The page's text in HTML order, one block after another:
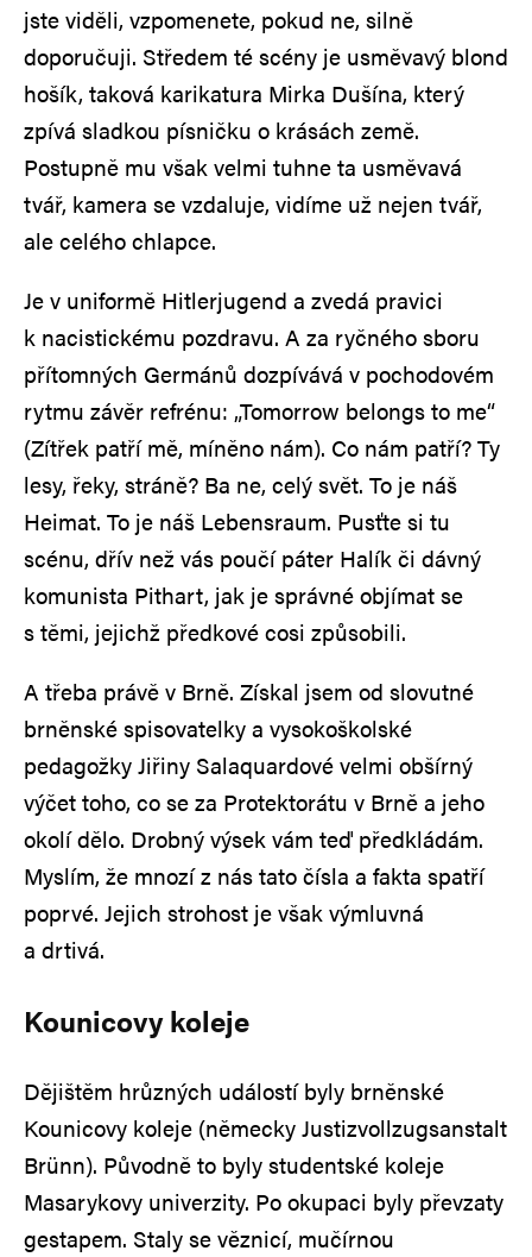
jste viděli, vzpomenete, pokud ne, silně
doporučuji. Středem té scény je usměvavý blond
hošík, taková karikatura Mirka Dušína, který
zpívá sladkou písničku o krásách země.
Postupně mu však velmi tuhne ta usměvavá
tvář, kamera se vzdaluje, vidíme už nejen tvář,
ale celého chlapce.
Je v uniformě Hitlerjugend a zvedá pravici
k nacistickému pozdravu. A za ryčného sboru
přítomných Germánů dozpívává v pochodovém
rytmu závěr refrénu: „Tomorrow belongs to me“
(Zítřek patří mě, míněno nám). Co nám patří? Ty
lesy, řeky, stráně? Ba ne, celý svět. To je náš
Heimat. To je náš Lebensraum. Pusťte si tu
scénu, dřív než vás poučí páter Halík či dávný
komunista Pithart, jak je správné objímat se
s těmi, jejichž předkové cosi způsobili.
A třeba právě v Brně. Získal jsem od slovutné
brněnské spisovatelky a vysokoškolské
pedagožky Jiřiny Salaquardové velmi obšírný
výčet toho, co se za Protektorátu v Brně a jeho
okolí dělo. Drobný výsek vám teď předkládám.
Myslím, že mnozí z nás tato čísla a fakta spatří
poprvé. Jejich strohost je však výmluvná
a drtivá.
Kounicovy koleje
Dějištěm hrůzných událostí byly brněnské
Kounicovy koleje (německy Justizvollzugsanstalt
Brünn). Původně to byly studentské koleje
Masarykovy univerzity. Po okupaci byly převzaty
gestapem. Staly se věznicí, mučírnou